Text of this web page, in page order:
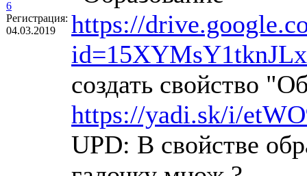
6
Регистрация:
04.03.2019
https://
создать свойство
https://yadi.sk/i/
UPD: В свойстве